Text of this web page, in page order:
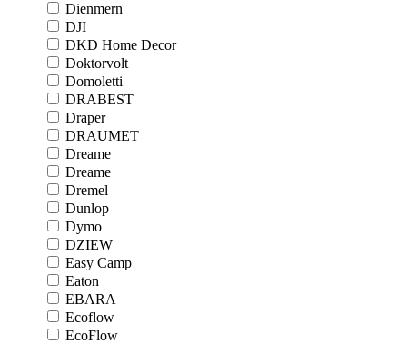
Dienmern
DJI
DKD Home Decor
Doktorvolt
Domoletti
DRABEST
Draper
DRAUMET
Dreame
Dreame
Dremel
Dunlop
Dymo
DZIEW
Easy Camp
Eaton
EBARA
Ecoflow
EcoFlow